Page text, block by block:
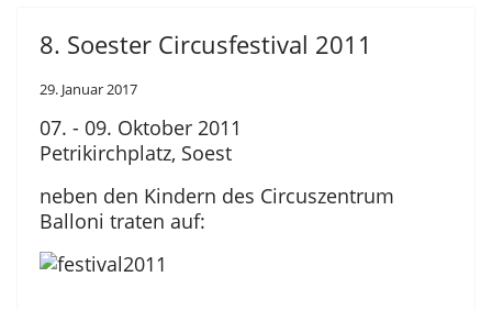
8. Soester Circusfestival 2011
29. Januar 2017
07. - 09. Oktober 2011
Petrikirchplatz, Soest
neben den Kindern des Circuszentrum
Balloni traten auf: